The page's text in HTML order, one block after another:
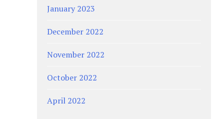
January 2023
December 2022
November 2022
October 2022
April 2022